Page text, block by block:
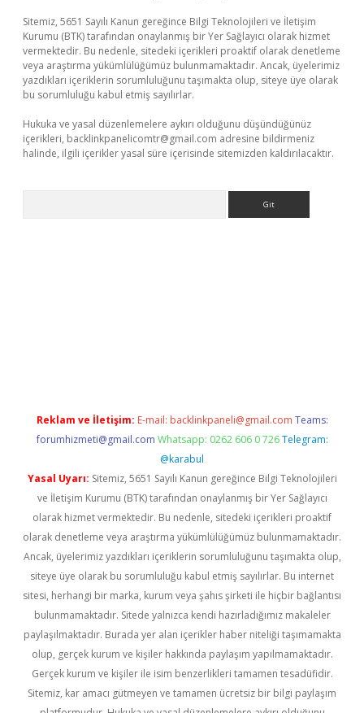
Sitemiz, 5651 Sayılı Kanun gereğince Bilgi Teknolojileri ve İletişim
Kurumu (BTK) tarafından onaylanmış bir Yer Sağlayıcı olarak hizmet
vermektedir. Bu nedenle, sitedeki içerikleri proaktif olarak denetleme
veya araştırma yükümlülüğümüz bulunmamaktadır. Ancak, üyelerimiz
yazdıkları içeriklerin sorumluluğunu taşımakta olup, siteye üye olarak
bu sorumluluğu kabul etmiş sayılırlar.
Hukuka ve yasal düzenlemelere aykırı olduğunu düşündüğünüz
içerikleri, backlinkpanelicomtr@gmail.com adresine bildirmeniz
halinde, ilgili içerikler yasal süre içerisinde sitemizden kaldırılacaktır.
Reklam ve İletişim: E-mail: backlinkpaneli@gmail.com Teams:
forumhizmeti@gmail.com Whatsapp: 0262 606 0 726 Telegram:
@karabul
Yasal Uyarı: Sitemiz, 5651 Sayılı Kanun gereğince Bilgi Teknolojileri
ve İletişim Kurumu (BTK) tarafından onaylanmış bir Yer Sağlayıcı
olarak hizmet vermektedir. Bu nedenle, sitedeki içerikleri proaktif
olarak denetleme veya araştırma yükümlülüğümüz bulunmamaktadır.
Ancak, üyelerimiz yazdıkları içeriklerin sorumluluğunu taşımakta olup,
siteye üye olarak bu sorumluluğu kabul etmiş sayılırlar. Bu internet
sitesi, herhangi bir marka, kurum veya şahıs şirketi ile hiçbir bağlantısı
bulunmamaktadır. Sitede yalnızca kendi hazırladığımız makaleler
paylaşılmaktadır. Burada yer alan içerikler haber niteliği taşımamakta
olup, gerçek kurum ve kişiler hakkında paylaşım yapılmamaktadır.
Gerçek kurum ve kişiler ile isim benzerlikleri tamamen tesadüfidir.
Sitemiz, kar amacı gütmeyen ve tamamen ücretsiz bir bilgi paylaşım